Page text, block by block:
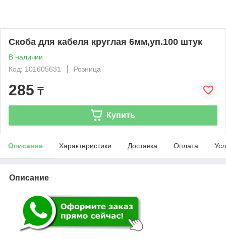
Скоба для кабеля круглая 6мм,уп.100 штук
В наличии
Код: 101605631
Розница
285 ₸
Купить
Описание Характеристики Доставка Оплата
Описание